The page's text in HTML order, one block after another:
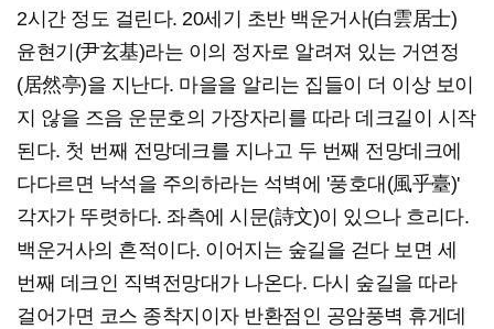
2시간 정도 걸린다. 20세기 초반 백운거사(白雲居士)
윤현기(尹玄基)라는 이의 정자로 알려져 있는 거연정
(居然亭)을 지난다. 마을을 알리는 집들이 더 이상 보이
지 않을 즈음 운문호의 가장자리를 따라 데크길이 시작
된다. 첫 번째 전망데크를 지나고 두 번째 전망데크에
다다르면 낙석을 주의하라는 석벽에 '풍호대(風乎臺)'
각자가 뚜렷하다. 좌측에 시문(詩文)이 있으나 흐리다.
백운거사의 흔적이다. 이어지는 숲길을 걷다 보면 세
번째 데크인 직벽전망대가 나온다. 다시 숲길을 따라
걸어가면 코스 종착지이자 반환점인 공암풍벽 휴게데